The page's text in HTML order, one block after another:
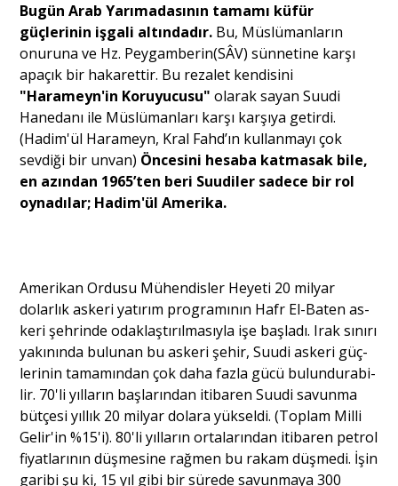
Yazarlar
Eğitim
Dosya Haber
Sağlık
Bugün Arab Yarımadasının tamamı küfür
güçlerinin işgali altındadır. Bu, Müslümanların
onuruna ve Hz. Peygamberin(SÂV) sünnetine karşı
apaçık bir ha­karettir. Bu rezalet kendisini
"Harameyn'in Koruyucusu" olarak sayan Suudi
Hanedanı ile Müslümanları karşı karşıya getirdi.
(Hadim'ül Harameyn, Kral Fahd’ın kullanmayı çok
sevdiği bir unvan) Öncesini hesaba katmasak bile,
en azından 1965’ten beri Suudiler sadece bir rol
oynadılar; Hadim'ül Amerika.
Amerikan Ordusu Mühendisler Heyeti 20 milyar
dolarlık askeri yatırım programının Hafr El-Baten as­
keri şehrinde odaklaştırılmasıyla işe başladı. Irak sını­rı
yakınında bulunan bu askeri şehir, Suudi askeri güç­
lerinin tamamından çok daha fazla gücü bulundurabi­
lir. 70'li yılların başlarından itibaren Suudi savunma
bütçesi yıllık 20 milyar dolara yükseldi. (Toplam Milli
Gelir'in %15'i). 80'li yılların ortalarından itibaren pet­rol
fiyatlarının düşmesine rağmen bu rakam düşmedi. İşin
garibi şu ki, 15 yıl gibi bir sürede savunmaya 300